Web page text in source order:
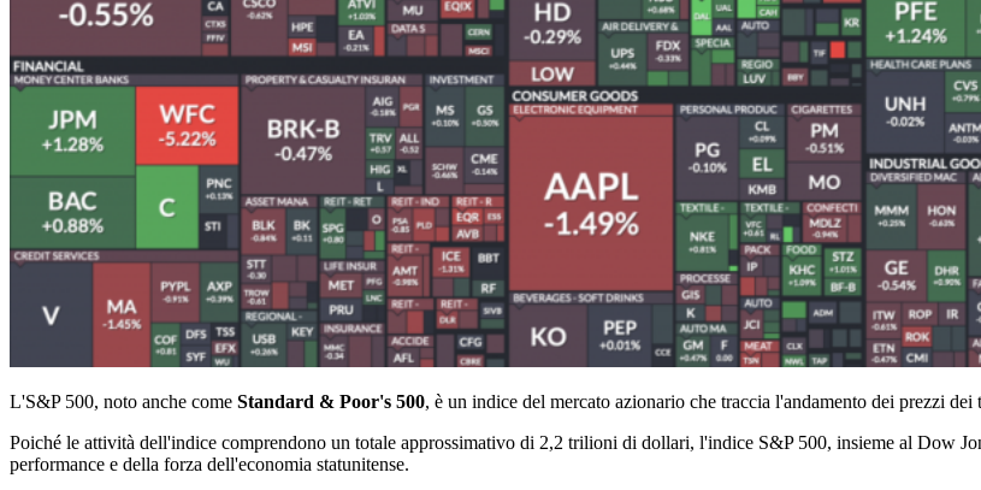
L'S&P 500, noto anche come Standard & Poor's 500, è un indice del mercato azionario che traccia l'andamento dei prezzi
Poiché le attività dell'indice comprendono un totale approssimativo di 2,2 trilioni di dollari, l'indice S&P 500, insieme al Dow
performance e della forza dell'economia statunitense.